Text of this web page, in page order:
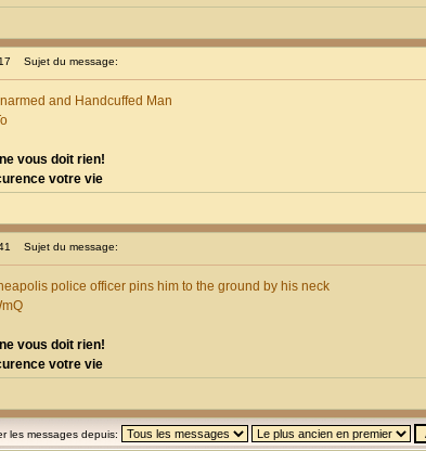
Sujet du message:
and Handcuffed Man
vous doit rien!
votre vie
Sujet du message:
police officer pins him to the ground by his neck
vous doit rien!
votre vie
les messages depuis: